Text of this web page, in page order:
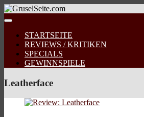
STARTSEITE
REVIEWS / KRITIKEN
SPECIALS
GEWINNSPIELE
Leatherface